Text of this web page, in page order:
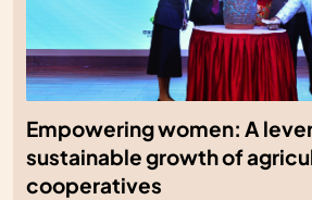
Empowering women: A
sustainable growth of
cooperatives